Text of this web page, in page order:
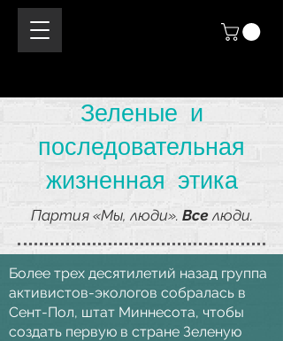
Зеленые и
последовательная
жизненная этика
Партия «Мы, люди». Вселюди.
Более трех десятилетий назад группа
активистов-экологов собралась в
Сент-Пол, штат Миннесота, чтобы
создать первую в стране Зеленую